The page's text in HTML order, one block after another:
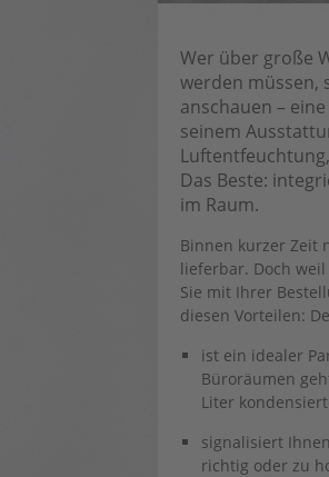
Wer über große
werden müssen,
anschauen –
seinem
Das Beste:
im Raum.
Binnen kurzer Zeit
lieferbar. Doch
Sie mit Ihrer
diesen Vorteilen:
ist ein idealer
Büroräumen
Liter
signalisiert
richtig oder zu